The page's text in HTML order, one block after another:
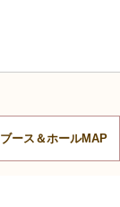
ブース＆ホールMAP